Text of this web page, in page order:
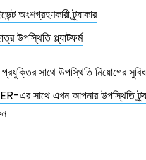
অংশগ্রহণকারী ট্র্যাকার
উপস্থিতি প্ল্যাটফর্ম
সাথে উপস্থিতি নিয়োগের
এর সাথে এখন আপনার উপস্থিতি